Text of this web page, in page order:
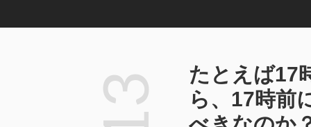
たとえば17
ら、17時前